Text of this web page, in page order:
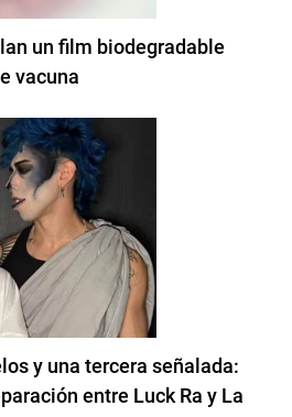
un film biodegradable
vacuna
y una tercera señalada:
entre Luck Ra y La